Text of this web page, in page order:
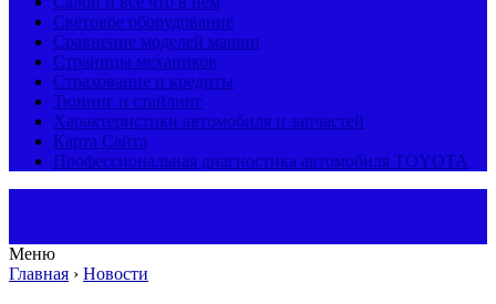
Световое оборудование
Сравнение моделей машин
Страницы механиков
Страхование и кредиты
Тюнинг и стайлинг
Характеристики автомобиля и запчастей
Карта Сайта
Профессиональная диагностика автомобиля TOYOTA
Меню
Главная › Новости